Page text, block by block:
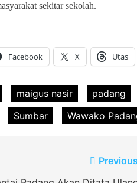
sekitar sekolah.
Facebook X Utas
maigus nasir padang
Sumbar Wawako